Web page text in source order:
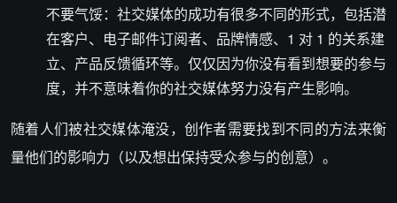
不要气馁：社交媒体的成功有很多不同的形式，包括潜
在客户、电子邮件订阅者、品牌情感、1 对 1 的关系建
立、产品反馈循环等。仅仅因为你没有看到想要的参与
度，并不意味着你的社交媒体努力没有产生影响。
随着人们被社交媒体淹没，创作者需要找到不同的方法来衡
量他们的影响力（以及想出保持受众参与的创意）。